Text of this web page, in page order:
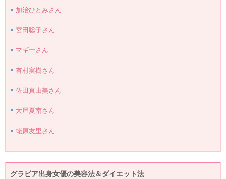
加治ひとみさん
宮田聡子さん
マギーさん
有村実樹さん
佐田真由美さん
大屋夏南さん
蛯原友里さん
グラビア出身女優の美容法＆ダイエット法